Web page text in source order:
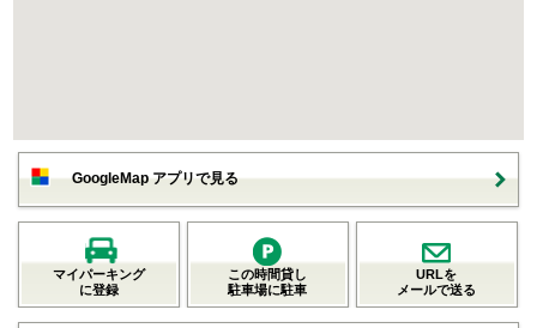
GoogleMap アプリで見る
マイパーキング
に登録
この時間貸し
駐車場に駐車
URLを
メールで送る